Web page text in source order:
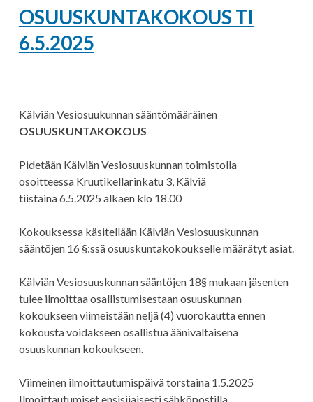
OSUUSKUNTAKOKOUS TI
6.5.2025
Kälviän Vesiosuukunnan sääntömääräinen
OSUUSKUNTAKOKOUS
Pidetään Kälviän Vesiosuuskunnan toimistolla
osoitteessa Kruutikellarinkatu 3, Kälviä
tiistaina 6.5.2025 alkaen klo 18.00
Kokouksessa käsitellään Kälviän Vesiosuuskunnan
sääntöjen 16 §:ssä osuuskuntakokoukselle määrätyt asiat.
Kälviän Vesiosuuskunnan sääntöjen 18§ mukaan jäsenten
tulee ilmoittaa osallistumisestaan osuuskunnan
kokoukseen viimeistään neljä (4) vuorokautta ennen
kokousta voidakseen osallistua äänivaltaisena
osuuskunnan kokoukseen.
Viimeinen ilmoittautumispäivä torstaina 1.5.2025
Ilmoittautumiset ensisijaisesti sähköpostilla